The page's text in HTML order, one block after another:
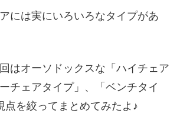
には実にいろいろなタイプがあ
はオーソドックスな「ハイチェア
チェアタイプ」、「ベンチタイ
点を絞ってまとめてみたよ♪